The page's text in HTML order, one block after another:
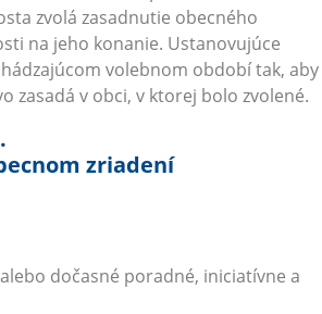
zvolá zasadnutie obecného
na jeho konanie. Ustanovujúce
volebnom období tak, aby
zasadá v obci, v ktorej bolo zvolené.
zriadení
dočasné poradné, iniciatívne a